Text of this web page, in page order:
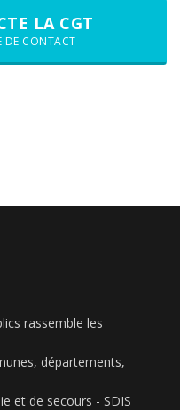
LA CGT
DE CONTACT
rassemble les
départements,
et de secours - SDIS